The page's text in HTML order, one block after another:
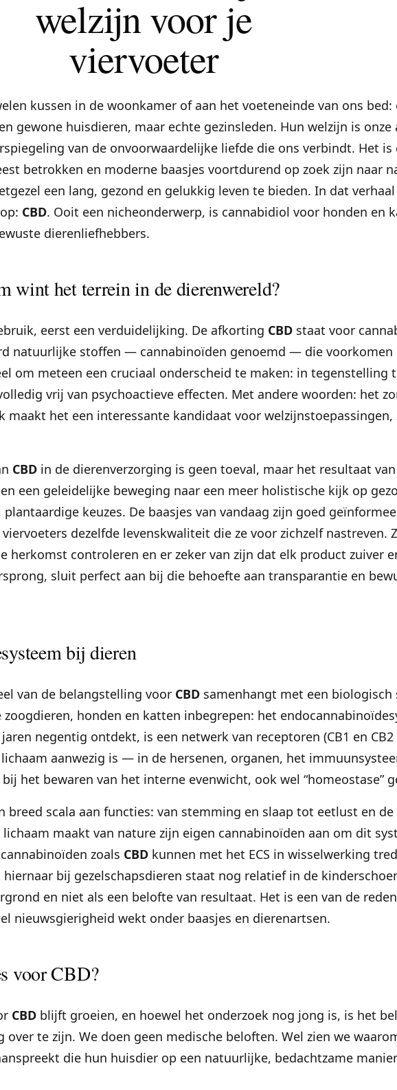
welzijn voor je
viervoeter
kussen in de woonkamer of aan het voeteneinde van ons bed:
gewone huisdieren, maar echte gezinsleden. Hun welzijn is onze
van de onvoorwaardelijke liefde die ons verbindt. Het is
betrokken en moderne baasjes voortdurend op zoek zijn naar
een lang, gezond en gelukkig leven te bieden. In dat
CBD. Ooit een nicheonderwerp, is cannabidiol voor honden en
dierenliefhebbers.
wint het terrein in de dierenwereld?
eerst een verduidelijking. De afkorting CBD staat voor
natuurlijke stoffen — cannabinoïden genoemd — die voorkomen
om meteen een cruciaal onderscheid te maken: in tegenstelling
vrij van psychoactieve effecten. Met andere woorden: het
maakt het een interessante kandidaat voor welzijnstoepassingen,
CBD in de dierenverzorging is geen toeval, maar het resultaat
een geleidelijke beweging naar een meer holistische kijk op
keuzes. De baasjes van vandaag zijn goed
dezelfde levenskwaliteit die ze voor zichzelf nastreven.
herkomst controleren en er zeker van zijn dat elk product zuiver
sluit perfect aan bij die behoefte aan transparantie en
bij dieren
van de belangstelling voor CBD samenhangt met een biologisch
honden en katten inbegrepen: het
jaren negentig ontdekt, is een netwerk van receptoren (CB1 en CB2
aanwezig is — in de hersenen, organen, het
het bewaren van het interne evenwicht, ook wel “homeostase”
breed scala aan functies: van stemming en slaap tot eetlust en de
maakt van nature zijn eigen cannabinoïden aan om dit
zoals CBD kunnen met het ECS in wisselwerking
bij gezelschapsdieren staat nog relatief in de
en niet als een belofte van resultaat. Het is een van de
nieuwsgierigheid wekt onder baasjes en dierenartsen.
voor CBD?
CBD blijft groeien, en hoewel het onderzoek nog jong is, is het
te zijn. We doen geen medische beloften. Wel zien we
die hun huisdier op een natuurlijke, bedachtzame